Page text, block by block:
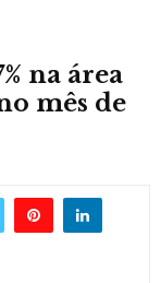
na área
mês de